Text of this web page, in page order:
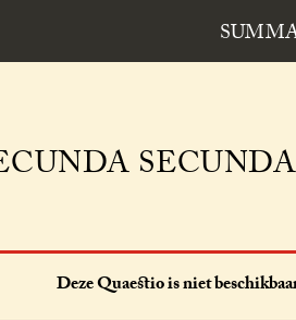
Deze Quaestio is niet